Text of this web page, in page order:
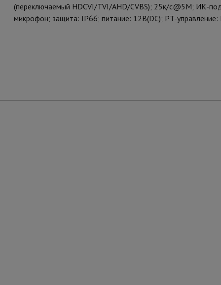
(переключаемый HDCVI/TVI/AHD/CVBS); 25к/с@5M; ИК-
микрофон; защита: IP66; питание: 12В(DC); PT-управление: